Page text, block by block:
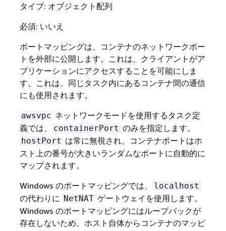
タイプ: オブジェクト配列
必須: いいえ
ポートマッピングは、コンテナのネットワークポー
トを外部に公開します。これは、クライアントがア
プリケーションにアクセスすることを可能にしま
す。これは、同じタスク内にあるコンテナ間の通信
にも使用されます。
awsvpc ネットワークモードを使用するタスク定
義では、
containerPort のみを指定します。
hostPort は常に無視され、コンテナポートはホ
スト上の番号が大きいランダムなポートに自動的に
マップされます。
Windows のポートマッピングでは、
localhost
の代わりに NetNAT ゲートウェイを使用します。
Windows のポートマッピングにはループバックが
存在しないため、ホスト自体からコンテナのマッピ